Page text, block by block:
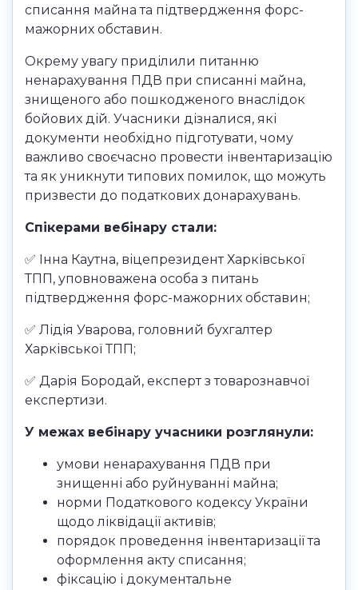
списання майна та підтвердження форс-
мажорних обставин.
Окрему увагу приділили питанню
ненарахування ПДВ при списанні майна,
знищеного або пошкодженого внаслідок
бойових дій. Учасники дізналися, які
документи необхідно підготувати, чому
важливо своєчасно провести інвентаризацію
та як уникнути типових помилок, що можуть
призвести до податкових донарахувань.
Спікерами вебінару стали:
✅ Інна Каутна, віцепрезидент Харківської
ТПП, уповноважена особа з питань
підтвердження форс-мажорних обставин;
✅ Лідія Уварова, головний бухгалтер
Харківської ТПП;
✅ Дарія Бородай, експерт з товарознавчої
експертизи.
У межах вебінару учасники розглянули:
умови ненарахування ПДВ при
знищенні або руйнуванні майна;
норми Податкового кодексу України
щодо ліквідації активів;
порядок проведення інвентаризації та
оформлення акту списання;
фіксацію і документальне